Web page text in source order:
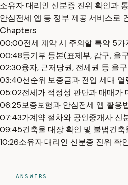
소유자 대리인 신분증 진위 확인과
안심전세 앱 등 정부 제공 서비스로
Chapters
00:00전세 계약 시 주의할 특약 5가
00:48등기부 등본(표제부, 갑구, 을
02:30융자, 근저당권, 전세권 등 을
03:40선순위 보증금과 전입 세대 열
05:02전세가 적정성 판단과 매매가
06:25보증보험과 안심전세 앱 활용
07:43가계약 절차와 공인중개사 신
09:45건축물 대장 확인 및 불법건축
10:26소유자 대리인 신분증 진위 확
ANSWERS